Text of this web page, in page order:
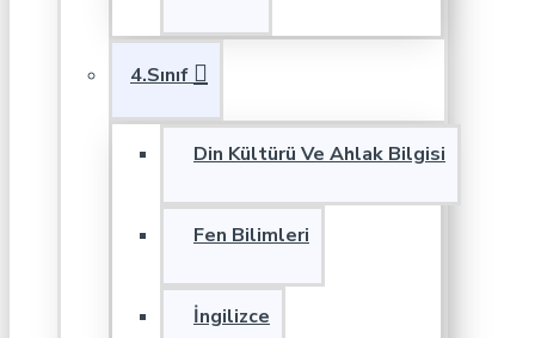
4.Sınıf
Din Kültürü Ve Ahlak Bilgisi
Fen Bilimleri
İngilizce